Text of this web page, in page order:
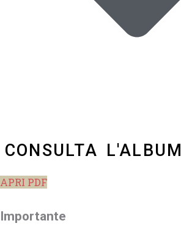
CONSULTA L'ALBUM
APRI PDF
Importante